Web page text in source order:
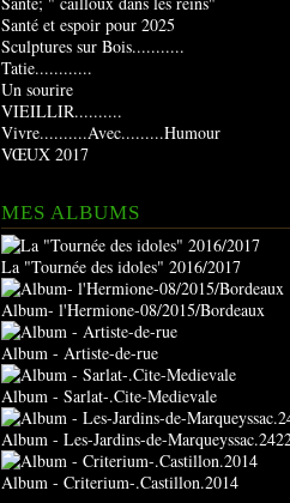
Santé et espoir pour 2025
Sculptures sur Bois...........
Tatie............
Un sourire
VIEILLIR..........
Vivre..........Avec.........Humour
VŒUX 2017
MES ALBUMS
La "Tournée des idoles" 2016/2017
Album- l'Hermione-08/2015/Bordeaux
Album - Artiste-de-rue
Album - Sarlat-.Cite-Medievale
Album - Les-Jardins-de-
Album - Criterium-.Castillon.2014